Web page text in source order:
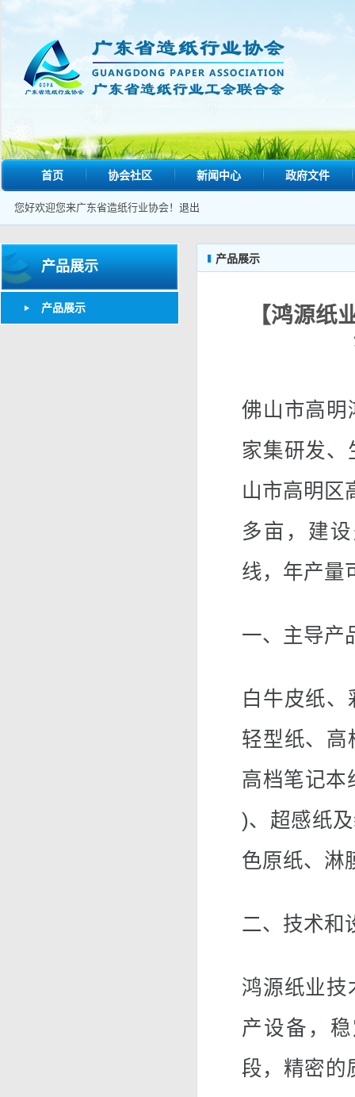
首页 协会社区 新闻中心 政府文件
您好欢迎您来广东省造纸行业协会！ 退出
产品展示
产品展示
产品展示
【鸿源纸
佛山市高明
家集研发
山市高明区
多亩，建
线，年产量
一、主导产
白牛皮纸
轻型纸、高
高档笔记本
)、超感纸
色原纸、淋
二、技术和
鸿源纸业技
产设备，
段，精密的